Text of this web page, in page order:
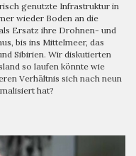
genutzte Infrastruktur in
wieder Boden an die
Ersatz ihre Drohnen- und
bis ins Mittelmeer, das
Sibirien. Wir diskutierten
so laufen könnte wie
Verhältnis sich nach neun
hat?